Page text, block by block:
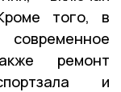
того, в
ремонт
и